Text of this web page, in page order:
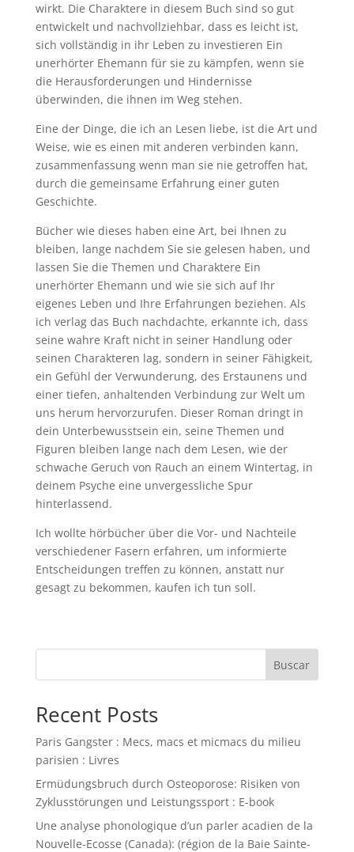
wirkt. Die Charaktere in diesem Buch sind so gut
entwickelt und nachvollziehbar, dass es leicht ist,
sich vollständig in ihr Leben zu investieren Ein
unerhörter Ehemann für sie zu kämpfen, wenn sie
die Herausforderungen und Hindernisse
überwinden, die ihnen im Weg stehen.
Eine der Dinge, die ich an Lesen liebe, ist die Art und
Weise, wie es einen mit anderen verbinden kann,
zusammenfassung wenn man sie nie getroffen hat,
durch die gemeinsame Erfahrung einer guten
Geschichte.
Bücher wie dieses haben eine Art, bei Ihnen zu
bleiben, lange nachdem Sie sie gelesen haben, und
lassen Sie die Themen und Charaktere Ein
unerhörter Ehemann und wie sie sich auf Ihr
eigenes Leben und Ihre Erfahrungen beziehen. Als
ich verlag das Buch nachdachte, erkannte ich, dass
seine wahre Kraft nicht in seiner Handlung oder
seinen Charakteren lag, sondern in seiner Fähigkeit,
ein Gefühl der Verwunderung, des Erstaunens und
einer tiefen, anhaltenden Verbindung zur Welt um
uns herum hervorzurufen. Dieser Roman dringt in
dein Unterbewusstsein ein, seine Themen und
Figuren bleiben lange nach dem Lesen, wie der
schwache Geruch von Rauch an einem Wintertag, in
deinem Psyche eine unvergessliche Spur
hinterlassend.
Ich wollte hörbücher über die Vor- und Nachteile
verschiedener Fasern erfahren, um informierte
Entscheidungen treffen zu können, anstatt nur
gesagt zu bekommen, kaufen ich tun soll.
Buscar
Recent Posts
Paris Gangster : Mecs, macs et micmacs du milieu
parisien : Livres
Ermüdungsbruch durch Osteoporose: Risiken von
Zyklusstörungen und Leistungssport : E-book
Une analyse phonologique d’un parler acadien de la
Nouvelle-Ecosse (Canada): (région de la Baie Sainte-